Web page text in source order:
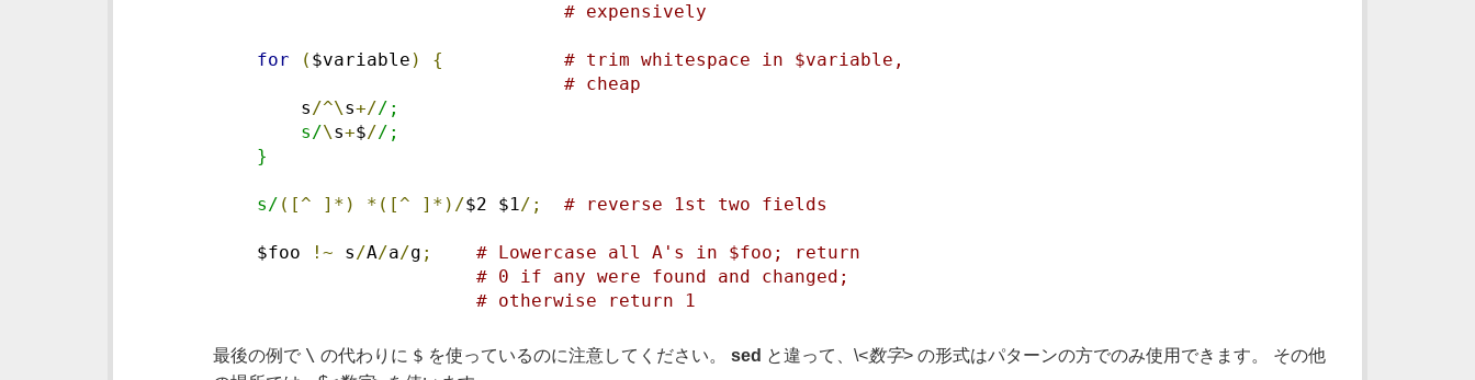
# expensively
for ( $variable ) {
# trim whitespace in $variable,
# cheap
s/^\s+//;
s/\s+$//;
}
s/ ([^ ]*) *([^ ]*)/$2 $1/; # reverse 1st two fields
$foo !~ s/A/a/g ;
# Lowercase all A's in $foo; return
# 0 if any were found and changed;
# otherwise return 1
最後の例で \ の代わりに $ を使っているのに注意してください。sed と違って、\<数字> の形式はパターンの方でのみ使用できます。 その他